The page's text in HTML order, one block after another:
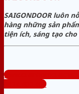
SAIGONDOOR luôn
hàng những sản
tiện ích, sáng tạo
0824.400.400